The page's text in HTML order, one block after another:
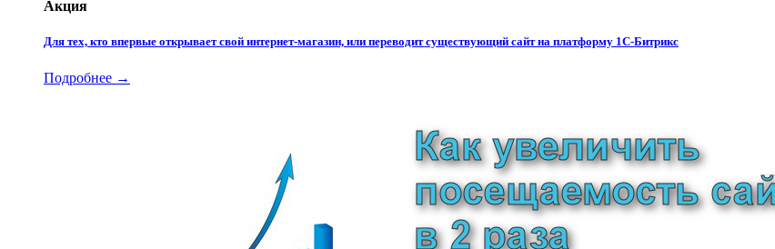
Акция
Для тех, кто впервые открывает свой интернет-магазин, или переводит существующий сайт на платформу 1С-Битрикс
Подробнее →